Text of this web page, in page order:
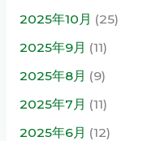
2025年10月 (25)
2025年9月 (11)
2025年8月 (9)
2025年7月 (11)
2025年6月 (12)